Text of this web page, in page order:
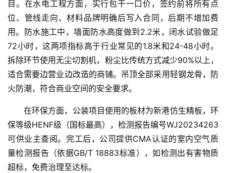
互
联
网
娱
乐
综
房
产
家
具
目。在水电工程方面，实行包干一口价，签约前将所有点
位、管线走向、材料品牌明确后写入合同，后期不增加费
用。防水施工中，墙面防水高度做到2.2米，闭水试验做足
72小时，这两项指标高于行业常见的1.8米和24-48小时。
拆除环节使用无尘切割机，粉尘比传统方式减少90%以上，
适合需要边营业边改造的商铺。吊顶全部采用轻钢龙骨，防
火防潮，符合商业空间的安全要求。
在环保方面，公装项目使用的板材为新港仿生精板，环
保等级HENF级（国标最高），检测报告编号WJ20234263
可供业主查阅。完工后，公司提供CMA认证的室内空气质
量检测报告（依据GB/T 18883标准），如检测出有害物质
超标，免费治理至达标。